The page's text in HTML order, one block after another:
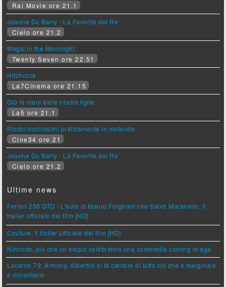
Rai Movie ore 21.1
Jeanne Du Barry - La Favorita del Re
Cielo ore 21.2
Magic in the Moonlight
Twenty Seven ore 22.51
Hitchcock
La7Cinema ore 21.15
Giù le mani dalle nostre figlie
La5 ore 21.1
Ricchi ricchissimi praticamente in mutande
Cine34 ore 21
Jeanne Du Barry - La Favorita del Re
Cielo ore 21.2
Ultime news
Ferrari 250 GTO - L'auto di Mauro Forghieri che Salvò Maranello, il
trailer ufficiale del film [HD]
Couture, il trailer ufficiale del film [HD]
Nimrods, più che un biopic celebrativo una commedia coming of age
Locarno 79: Armony, Albertini si fa cantore di tutto ciò che è marginale
e minoritario